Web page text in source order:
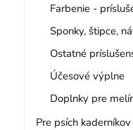
Farbenie -
Sponky, štipce,
Ostatné
Účesové výplne
Doplnky pre melír
Pre psích kaderníkov